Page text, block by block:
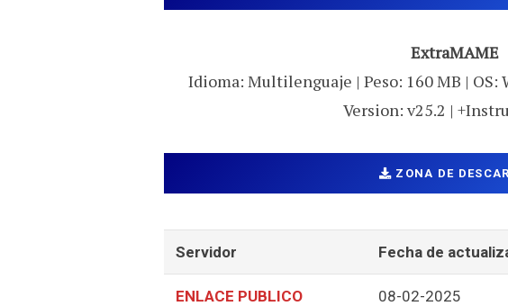
ExtraMAME
Idioma: Multilenguaje | Peso: 160 MB |
Version: v25.2 |
ZONA DE
Servidor Fecha de
ENLACE PUBLICO 08-02-2025